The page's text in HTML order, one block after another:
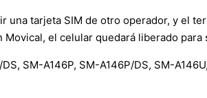
una tarjeta SIM de otro operador, y el
el celular quedará liberado para
SM-A146P, SM-A146P/DS, SM-